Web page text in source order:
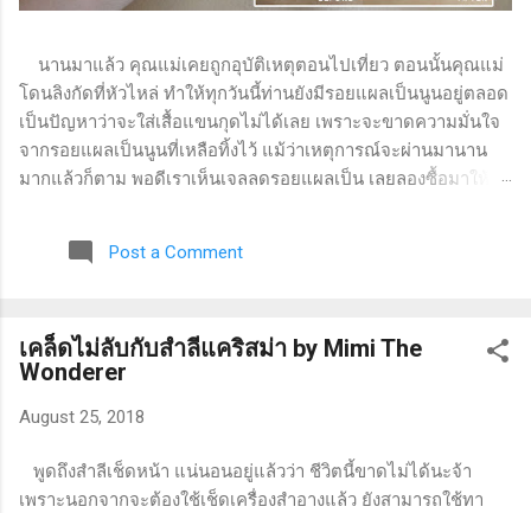
นานมาแล้ว คุณแม่เคยถูกอุบัติเหตุตอนไปเที่ยว ตอนนั้นคุณแม่
โดนลิงกัดที่หัวไหล่ ทำให้ทุกวันนี้ท่านยังมีรอยแผลเป็นนูนอยู่ตลอด
เป็นปัญหาว่าจะใส่เสื้อแขนกุดไม่ได้เลย เพราะจะขาดความมั่นใจ
จากรอยแผลเป็นนูนที่เหลือทิ้งไว้ แม้ว่าเหตุการณ์จะผ่านมานาน
มากแล้วก็ตาม พอดีเราเห็นเจลลดรอยแผลเป็น เลยลองซื้อมาให้
รอยแผลเป็น VITARA Ultra Silicone Scar ( ไวทาร่า อัลตร้า ซิลิ
โคน สการ์ ) เป็นซิลิโคนเจลสำหรับแผลเป็นนูน หรือคีลอยด์ ช่วย
ดูจางลง ไม่มีส่วนผสมของแอลกอฮอล์ และน้ำหอม เนื้อซิลิโคนเจล
กันน้ำ ผ่านการทดสอบทางผิวหนัง (dermatologically tested)
รอบกล่องมีรายละเอียดผลิตภัณฑ์อยู่ ปริมาณสุทธิ 9 กรัม วิธีใช้ :
เดียวกัน ประมาณ 2-3 นาที ทาวันละ 2 ครั้ง เช้า - เย็น ความรู้สึก
ขณะใช้ : เนื้อเจลเป็นแบบซิล...
Post a Comment
เคล็ดไม่ลับกับสำลีแคริสม่า by Mimi The
Wonderer
August 25, 2018
พูดถึงสำลีเช็ดหน้า แน่นอนอยู่แล้วว่า ชีวิตนี้ขาดไม่ได้นะจ้า
เพราะนอกจากจะต้องใช้เช็ดเครื่องสำอางแล้ว ยังสามารถใช้ทา